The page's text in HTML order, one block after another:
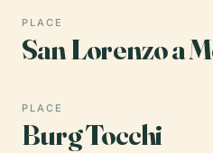
PLACE
San Lorenzo a
PLACE
Burg Tocchi